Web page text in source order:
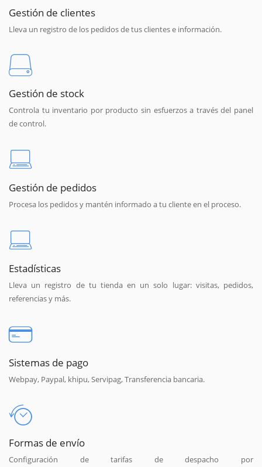
Gestión de clientes
Lleva un registro de los pedidos de tus clientes e información.
Gestión de stock
Controla tu inventario por producto sin esfuerzos a través del panel
de control.
Gestión de pedidos
Procesa los pedidos y mantén informado a tu cliente en el proceso.
Estadísticas
Lleva un registro de tu tienda en un solo lugar: visitas, pedidos,
referencias y más.
Sistemas de pago
Webpay, Paypal, khipu, Servipag, Transferencia bancaria.
Formas de envío
Configuración de tarifas de despacho por